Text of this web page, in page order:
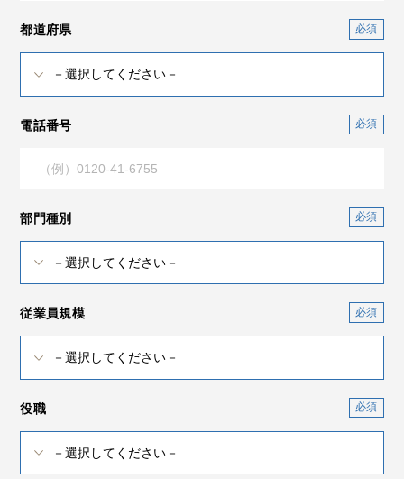
都道府県
電話番号
部門種別
従業員規模
役職